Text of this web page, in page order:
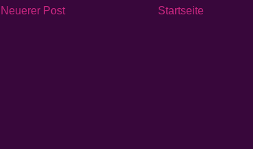
Neuerer Post Startseite